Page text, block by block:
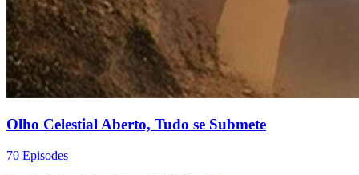
Olho Celestial Aberto, Tudo se Submete
70 Episodes